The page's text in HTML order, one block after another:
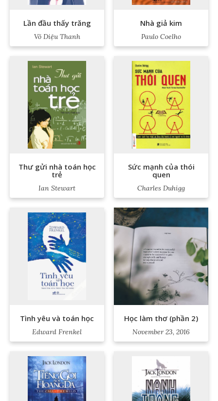
Lần đầu thấy trăng
Võ Diệu Thanh
Nhà giả kim
Paulo Coelho
Thư gửi nhà toán học
trẻ
Ian Stewart
Sức mạnh của thói
quen
Charles Duhigg
Tình yêu và toán học
Edward Frenkel
Học làm thơ (phần 2)
November 23, 2016